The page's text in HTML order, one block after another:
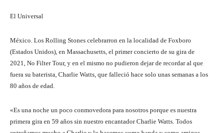
El Universal
México. Los Rolling Stones celebrarron en la localidad de Foxboro
(Estados Unidos), en Massachusetts, el primer concierto de su gira de
2021, No Filter Tour, y en el mismo no pudieron dejar de recordar al que
fuera su baterista, Charlie Watts, que falleció hace solo unas semanas a los
80 años de edad.
«Es una noche un poco conmovedora para nosotros porque es nuestra
primera gira en 59 años sin nuestro encantador Charlie Watts. Todos